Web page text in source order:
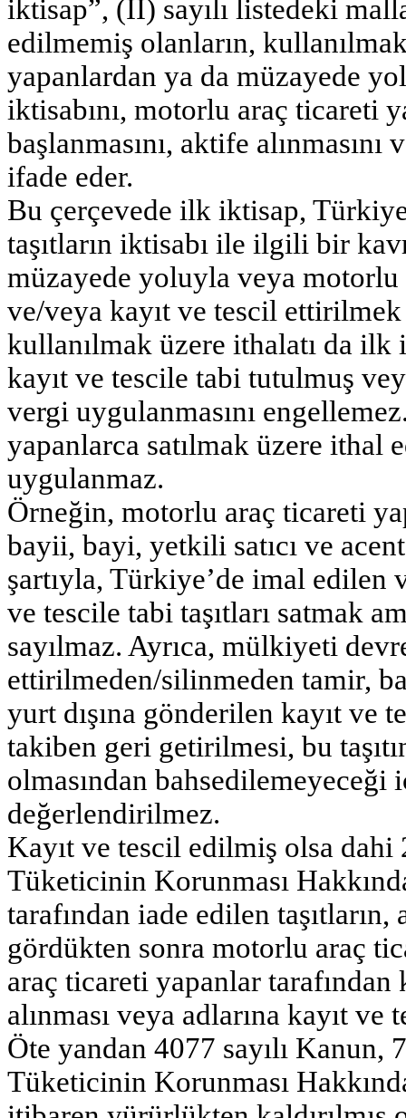
iktisap”, (II) sayılı listedeki
edilmemiş olanların,
yapanlardan ya da müzayede
iktisabını, motorlu araç ticareti
başlanmasını, aktife
ifade eder.
Bu çerçevede ilk iktisap,
taşıtların iktisabı ile ilgili bir
müzayede yoluyla veya
ve/veya kayıt ve tescil
kullanılmak üzere ithalatı da ilk
kayıt ve tescile tabi tutulmuş
vergi uygulanmasını
yapanlarca satılmak üzere ithal
uygulanmaz.
Örneğin, motorlu araç ticareti
bayii, bayi, yetkili satıcı ve
şartıyla, Türkiye’de imal edilen
ve tescile tabi taşıtları satmak
sayılmaz. Ayrıca, mülkiyeti
ettirilmeden/silinmeden tamir,
yurt dışına gönderilen kayıt ve
takiben geri getirilmesi, bu
olmasından
değerlendirilmez.
Kayıt ve tescil edilmiş olsa
Tüketicinin Korunması
tarafından iade edilen
gördükten sonra motorlu araç
araç ticareti yapanlar
alınması veya adlarına kayıt
Öte yandan 4077 sayılı Kanun,
Tüketicinin Korunması